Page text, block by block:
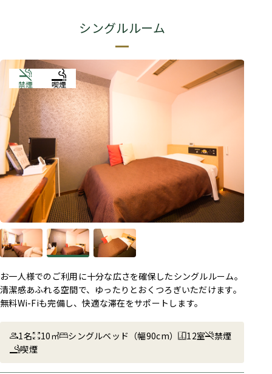
シングルルーム
お一人様でのご利用に十分な広さを確保したシングルルーム。
清潔感あふれる空間で、ゆったりとおくつろぎいただけます。
無料Wi-Fiも完備し、快適な滞在をサポートします。
1名 10㎡ シングルベッド（幅90cm） 12室
禁煙
喫煙
禁煙 喫煙